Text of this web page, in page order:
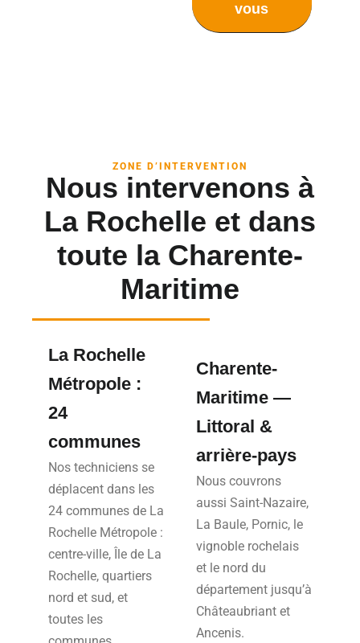
vous
ZONE D’INTERVENTION
Nous intervenons à
La Rochelle et dans
toute la Charente-
Maritime
La Rochelle
Métropole :
24
communes
Nos techniciens se
déplacent dans les
24 communes de La
Rochelle Métropole :
centre-ville, Île de La
Rochelle, quartiers
nord et sud, et
toutes les
Charente-
Maritime —
Littoral &
arrière-pays
Nous couvrons
aussi Saint-Nazaire,
La Baule, Pornic, le
vignoble rochelais
et le nord du
département jusqu’à
Châteaubriant et
Ancenis.